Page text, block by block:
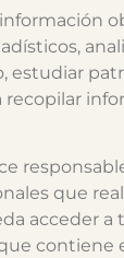
estudiar
recopilar
que
acceder a
contiene